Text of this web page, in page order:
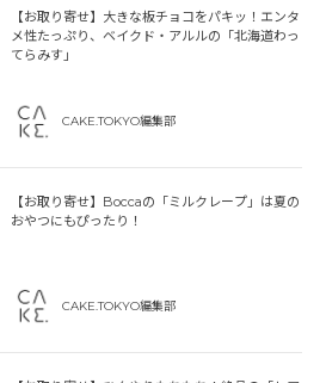
【お取り寄せ】大きな板チョコをパキッ！エンタ
メ性たっぷり、ベイクド・アルルの「北海道わっ
てらみす」
CAKE.TOKYO編集部
【お取り寄せ】Boccaの「ミルクレープ」は夏の
おやつにもぴったり！
CAKE.TOKYO編集部